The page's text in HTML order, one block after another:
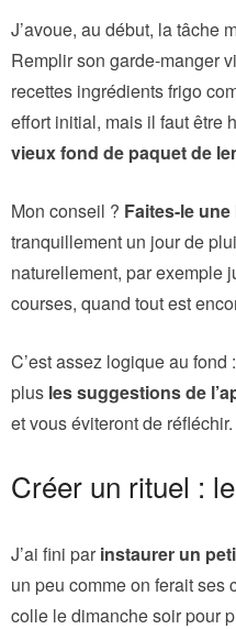
J’avoue, au début, la tâche
Remplir son garde-manger
recettes ingrédients frigo
effort initial, mais il faut être
vieux fond de paquet de
Mon conseil ? Faites-le
tranquillement un jour de
naturellement, par exemple
courses, quand tout est
C’est assez logique au
plus les suggestions de
et vous éviteront de réfléchir.
Créer un rituel :
J’ai fini par instaurer un
un peu comme on ferait ses
colle le dimanche soir pour